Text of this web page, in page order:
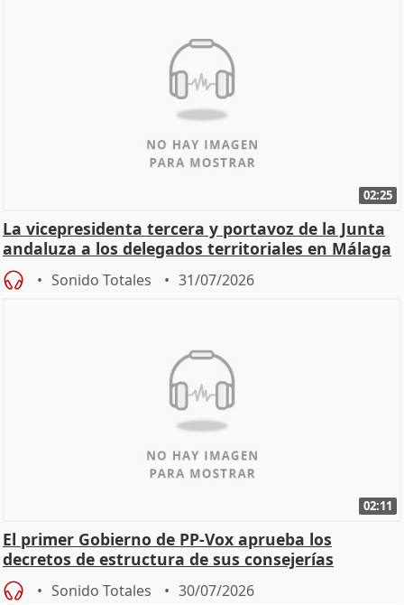
02:25
La vicepresidenta tercera y portavoz de la Junta
andaluza a los delegados territoriales en Málaga
Sonido Totales 31/07/2026
02:11
El primer Gobierno de PP-Vox aprueba los
decretos de estructura de sus consejerías
Sonido Totales 30/07/2026